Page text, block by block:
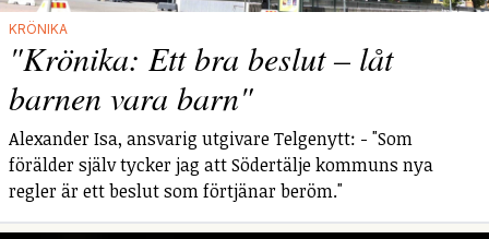
KRÖNIKA
"Krönika: Ett bra beslut – låt
barnen vara barn"
Alexander Isa, ansvarig utgivare Telgenytt: - "Som
förälder själv tycker jag att Södertälje kommuns nya
regler är ett beslut som förtjänar beröm."